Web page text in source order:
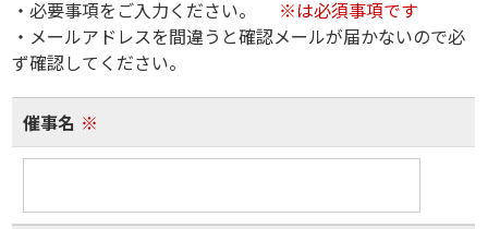
・必要事項をご入力ください。
※は必須事項です
・メールアドレスを間違うと確認メールが届かないので必
ず確認してください。
催事名 ※